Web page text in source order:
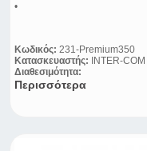
•
Κωδικός: 231-Premium350
Κατασκευαστής: INTER-COM
Διαθεσιμότητα:
Περισσότερα